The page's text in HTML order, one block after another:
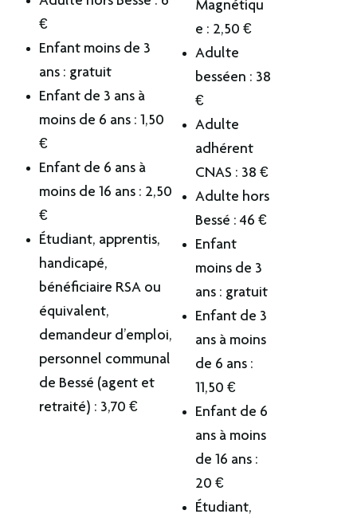
€
Enfant moins de 3
ans : gratuit
Enfant de 3 ans à
moins de 6 ans : 1,50
€
Enfant de 6 ans à
moins de 16 ans : 2,50
€
Étudiant, apprentis,
handicapé,
bénéficiaire RSA ou
équivalent,
demandeur d’emploi,
personnel communal
de Bessé (agent et
retraité) : 3,70 €
Magnétiqu
e : 2,50 €
Adulte
besséen : 38
€
Adulte
adhérent
CNAS : 38 €
Adulte hors
Bessé : 46 €
Enfant
moins de 3
ans : gratuit
Enfant de 3
ans à moins
de 6 ans :
11,50 €
Enfant de 6
ans à moins
de 16 ans :
20 €
Étudiant,